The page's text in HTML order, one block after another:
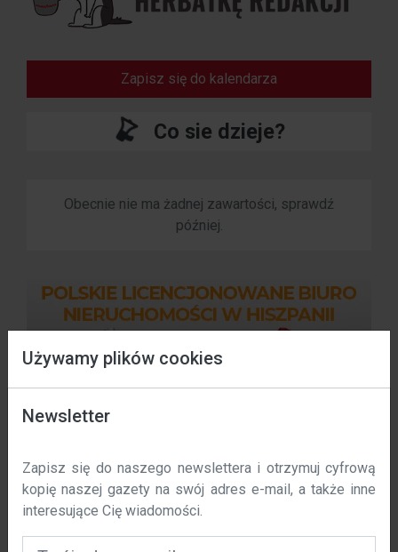
Zapisz się do kalendarza
Co sie dzieje?
Obecnie nie ma żadnej zawartości, sprawdź
później.
Używamy plików cookies
Data wejścia w życie: 01 / 11 / 2023 r.
poprawić komfort korzystania z naszej witryny. Niniejsza
polityka określa, w jaki sposób i dlaczego używamy
plików cookie na polska-costa.com.
Newsletter
Zapisz się do naszego newslettera i otrzymuj cyfrową
kopię naszej gazety na swój adres e-mail, a także inne
interesujące Cię wiadomości.